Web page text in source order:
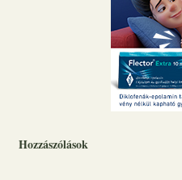
Hozzászólások